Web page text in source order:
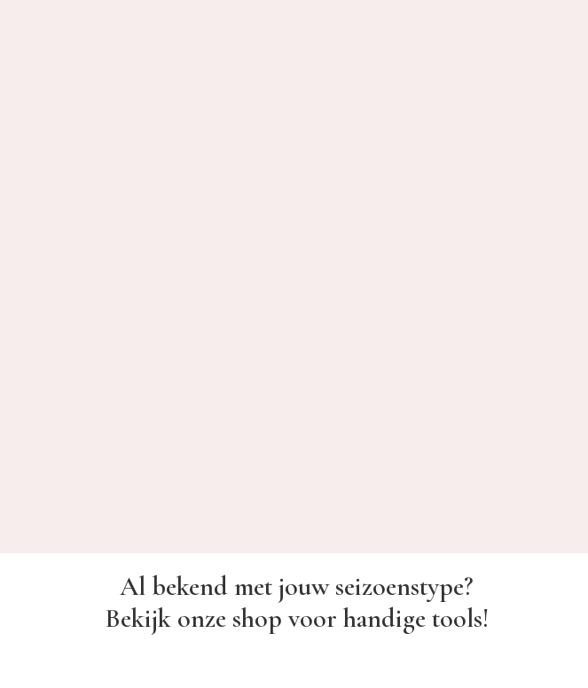
Al bekend met jouw seizoenstype?
Bekijk onze shop voor handige tools!